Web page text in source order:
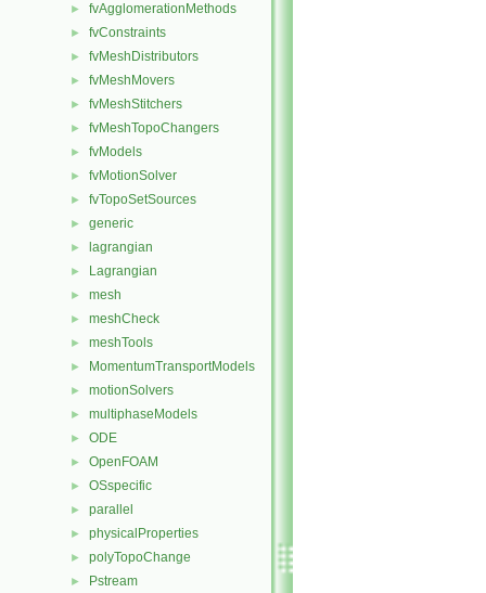
► fvAgglomerationMethods
► fvConstraints
► fvMeshDistributors
► fvMeshMovers
► fvMeshStitchers
► fvMeshTopoChangers
► fvModels
► fvMotionSolver
► fvTopoSetSources
► generic
► lagrangian
► Lagrangian
► mesh
► meshCheck
► meshTools
► MomentumTransportModels
► motionSolvers
► multiphaseModels
► ODE
► OpenFOAM
► OSspecific
► parallel
► physicalProperties
► polyTopoChange
► Pstream